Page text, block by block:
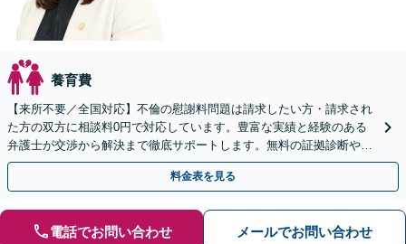
養育費
【来所不要／全国対応】不倫の慰謝料問題は請求したい方・請求され
た方の双方に相談料0円で対応しています。豊富な実績と経験のある
弁護士が交渉から解決まで徹底サポートします。無料の証拠診断や着
手金の返還保証もありますので安心してご相談ください。
料金表を見る
電話でお問い合わせ メールでお問い合わせ